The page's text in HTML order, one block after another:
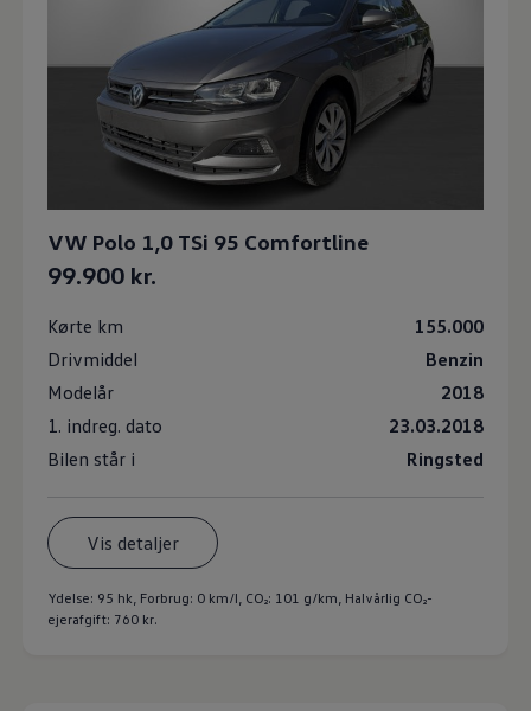
VW Polo 1,0 TSi 95 Comfortline
99.900 kr.
155.000
Kørte km
Benzin
Drivmiddel
2018
Modelår
23.03.2018
1. indreg. dato
Ringsted
Bilen står i
Vis detaljer
Ydelse: 95 hk, Forbrug: 0 km/l, CO₂: 101 g/km, Halvårlig CO₂-
ejerafgift: 760 kr.